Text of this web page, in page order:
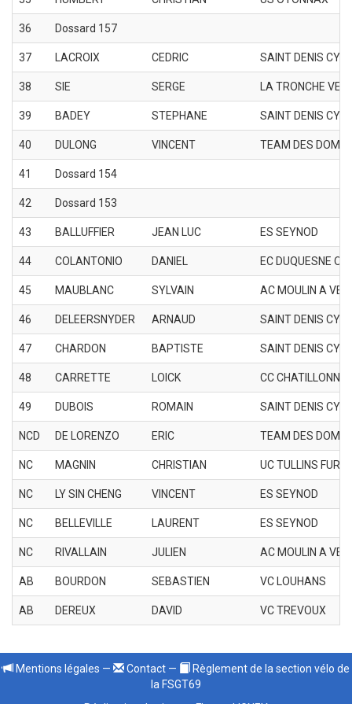
36 Dossard 157
37 LACROIX CEDRIC SAINT DENIS
38 SIE SERGE LA TRONCHE
39 BADEY STEPHANE SAINT DENIS
40 DULONG VINCENT TEAM DES
41 Dossard 154
42 Dossard 153
43 BALLUFFIER JEAN LUC ES SEYNOD
44 COLANTONIO DANIEL EC DUQUESNE
45 MAUBLANC SYLVAIN AC MOULIN A
46 DELEERSNYDER ARNAUD SAINT DENIS
47 CHARDON BAPTISTE SAINT DENIS
48 CARRETTE LOICK CC
49 DUBOIS ROMAIN SAINT DENIS
NCD DE LORENZO ERIC TEAM DES
NC MAGNIN CHRISTIAN UC TULLINS
NC LY SIN CHENG VINCENT ES SEYNOD
NC BELLEVILLE LAURENT ES SEYNOD
NC RIVALLAIN JULIEN AC MOULIN A
AB BOURDON SEBASTIEN VC LOUHANS
AB DEREUX DAVID VC TREVOUX
Mentions légales — Contact —
Règlement de la section vélo de
la FSGT69